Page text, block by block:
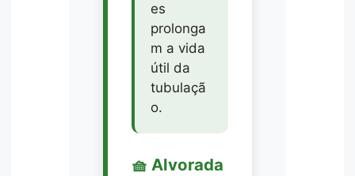
es
prolonga
m a vida
útil da
tubulaçã
o.
🧺 Alvorada